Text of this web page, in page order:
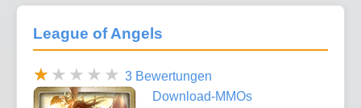
League of Angels
3 Bewertungen
Download-MMOs